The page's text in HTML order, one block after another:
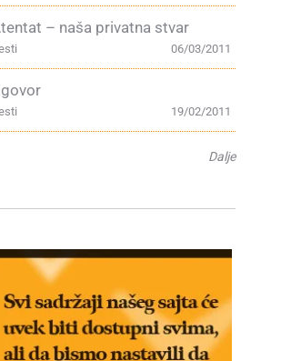
– naša privatna stvar
06/03/2011
19/02/2011
Dalje